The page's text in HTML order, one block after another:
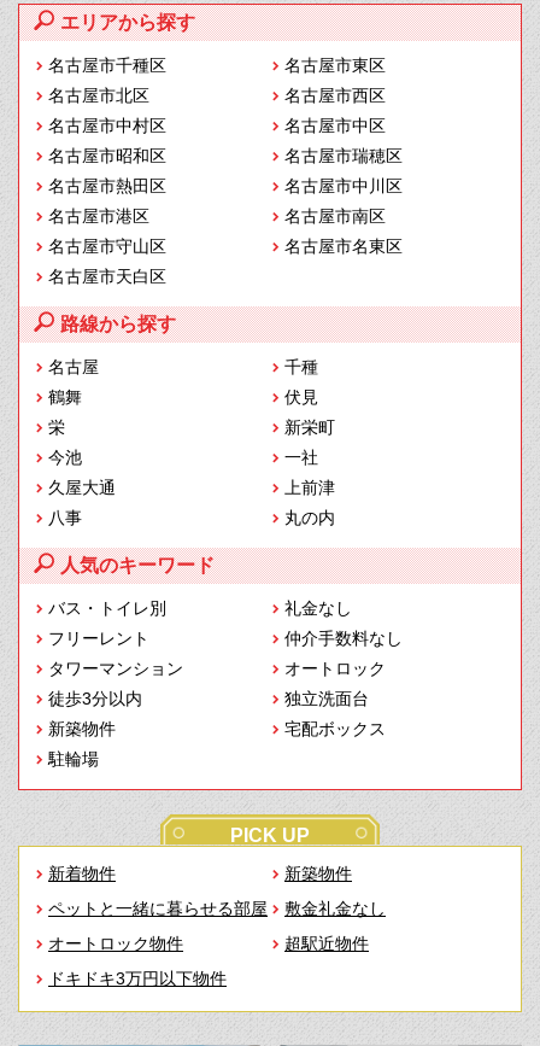
エリアから探す
名古屋市千種区
名古屋市東区
名古屋市北区
名古屋市西区
名古屋市中村区
名古屋市中区
名古屋市昭和区
名古屋市瑞穂区
名古屋市熱田区
名古屋市中川区
名古屋市港区
名古屋市南区
名古屋市守山区
名古屋市名東区
名古屋市天白区
路線から探す
名古屋
千種
鶴舞
伏見
栄
新栄町
今池
一社
久屋大通
上前津
八事
丸の内
人気のキーワード
バス・トイレ別
礼金なし
フリーレント
仲介手数料なし
タワーマンション
オートロック
徒歩3分以内
独立洗面台
新築物件
宅配ボックス
駐輪場
PICK UP
新着物件
新築物件
ペットと一緒に暮らせる部屋
敷金礼金なし
オートロック物件
超駅近物件
ドキドキ3万円以下物件